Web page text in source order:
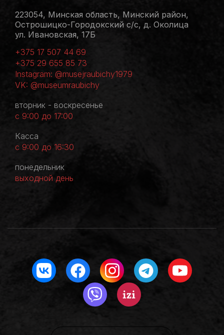
223054, Минская область, Минский район,
Острошицко-Городокский с/с, д. Околица
ул. Ивановская, 17Б
+375 17 507 44 69
+375 29 655 85 73
Instagram: @musejraubichy1979
VK: @museumraubichy
вторник - воскресенье
с 9:00 до 17:00
Касса
с 9:00 до 16:30
понедельник
выходной день